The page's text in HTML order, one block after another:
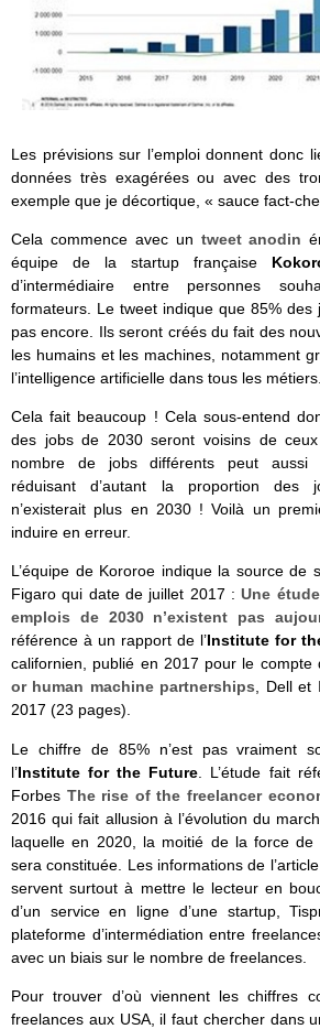
Les prévisions sur l’emploi donnent donc
données très exagérées ou avec des
exemple que je décortique, « sauce fact-
Cela commence avec un tweet anodin
équipe de la startup française
d’intermédiaire entre personnes
formateurs. Le tweet indique que 85% des
pas encore. Ils seront créés du fait des
les humains et les machines, notamment
l’intelligence artificielle dans tous les métiers.
Cela fait beaucoup ! Cela sous-entend
des jobs de 2030 seront voisins de ceux
nombre de jobs différents peut aussi
réduisant d’autant la proportion des
n’existerait plus en 2030 ! Voilà un
induire en erreur.
L’équipe de Kororoe indique la source de
Figaro qui date de juillet 2017 :Une
emplois de 2030 n’existent pas
référence à un rapport de l’Institute for
californien, publié en 2017 pour le compte
or human machine partnerships, Dell et
2017 (23 pages).
Le chiffre de 85% n’est pas vraiment
l’Institute for the Future . L’étude fait
Forbes The rise of the freelancer
2016 qui fait allusion à l’évolution du
laquelle en 2020, la moitié de la force
sera constituée. Les informations de
servent surtout à mettre le lecteur en
d’un service en ligne d’une startup,
plateforme d’intermédiation entre
avec un biais sur le nombre de freelances.
Pour trouver d’où viennent les chiffres
freelances aux USA, il faut chercher dans